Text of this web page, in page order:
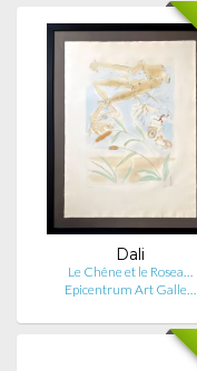
Dali
Le Chêne et le Rosea…
Epicentrum Art Galle…